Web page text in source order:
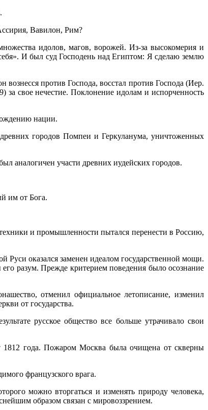
Вавилон, Рим?
идолов, магов, ворожей. Из-за высокомерия и
И был суд Господень над Египтом: Я сделаю землю
против Господа, восстал против Господа (Иер.
свое нечестие. Поклонение идолам и испорченность
нации.
городов Помпеи и Геркуланума, уничтоженных
анало­гичен участи древних иудейских городов.
им от Бога.
и про­мышленности пытался перенести в Россию,
Руси оказался заменен идеалом государственной мощи.
разум. Прежде критерием поведения было осознание
от­менил официальное летописание, изменил
от государства.
русское общество все больше утрачивало свои
1812 года. Пожаром Москва была очищена от скверны
французского врага.
можно вторгаться и изменять природу человека,
образом связан с мировоззрением.